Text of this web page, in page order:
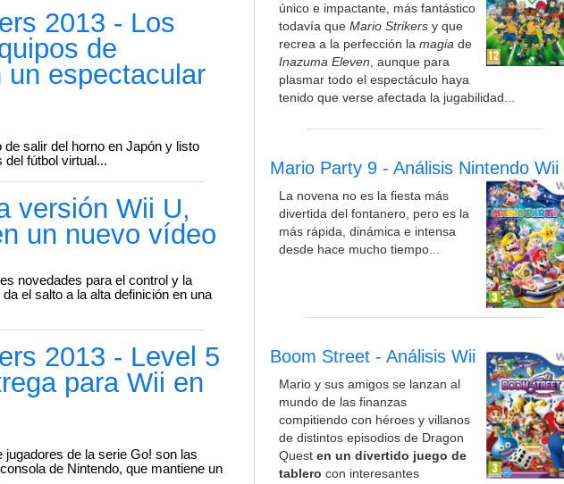
2013 - Los
de
un espectacular
salir del horno en Japón y listo
fútbol virtual...
versión Wii U,
un nuevo vídeo
novedades para el control y la
el salto a la alta definición en una
2013 - Level 5
para Wii en
de la serie Go! son las
de Nintendo, que mantiene un
único e impactante, más fantástico
todavía queMario Strikers y que
recrea a la perfección lamagia de
Inazuma Eleven, aunque para
plasmar todo el espectáculo haya
tenido que verse afectada la jugabilidad...
Mario Party 9 - Análisis Nintendo Wii
La novena no es la fiesta más
divertida del fontanero, pero es la
más rápida, dinámica e intensa
desde hace mucho tiempo...
Boom Street - Análisis Wii
Mario y sus amigos se lanzan al
mundo de las finanzas
compitiendo con héroes y villanos
de distintos episodios de Dragon
Questen un divertido juego de
tablero con interesantes